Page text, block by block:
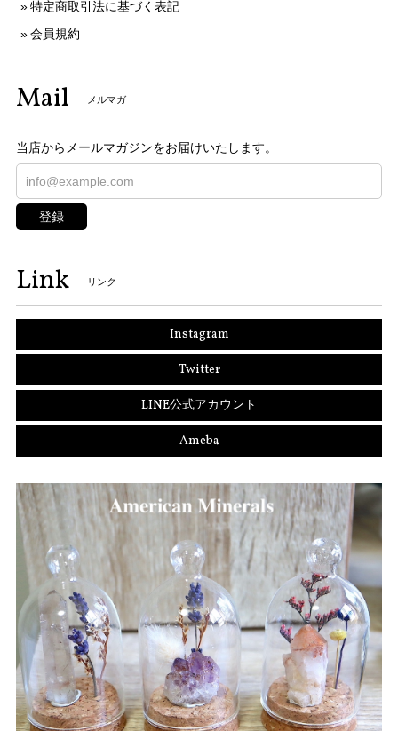
特定商取引法に基づく表記
会員規約
Mail メルマガ
当店からメールマガジンをお届けいたします。
登録
Link リンク
Instagram
Twitter
LINE公式アカウント
Ameba